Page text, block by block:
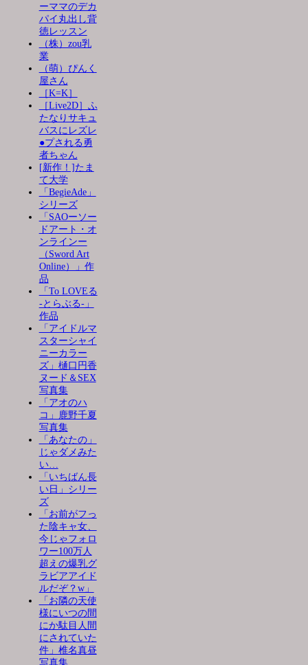
ーママのデカ
パイ丸出し背
徳レッスン
（株）zou乳
業
（萌）ぴんく
屋さん
［K=K］
［Live2D］ふ
たなりサキュ
バスにレズレ
●プされる勇
者ちゃん
[新作！]たま
て大学
「BegieAde」
シリーズ
「SAOーソー
ドアート・オ
ンラインー
（Sword Art
Online）」作
品
「To LOVEる
-とらぶる-」
作品
「アイドルマ
スターシャイ
ニーカラー
ズ」樋口円香
ヌード＆SEX
写真集
「アオのハ
コ」鹿野千夏
写真集
「あなたの」
じゃダメみた
い…
「いちばん長
い日」シリー
ズ
「お前がフっ
た陰キャ女、
今じゃフォロ
ワー100万人
超えの爆乳グ
ラビアアイド
ルだぞ？w」
「お隣の天使
様にいつの間
にか駄目人間
にされていた
件」椎名真昼
写真集